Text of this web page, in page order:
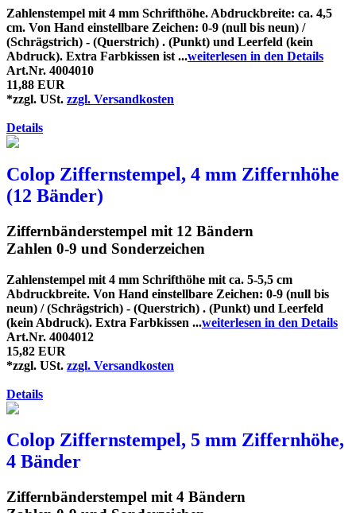
Zahlenstempel mit 4 mm Schrifthöhe. Abdruckbreite: ca. 4,5
cm. Von Hand einstellbare Zeichen: 0-9 (null bis neun) /
(Schrägstrich) - (Querstrich) . (Punkt) und Leerfeld (kein
Abdruck). Extra Farbkissen ist ...weiterlesen in den Details
Art.Nr. 4004010
11,88 EUR
*zzgl. USt. zzgl. Versandkosten
Details
Colop Ziffernstempel, 4 mm Ziffernhöhe
(12 Bänder)
Ziffernbänderstempel mit 12 Bändern
Zahlen 0-9 und Sonderzeichen
Zahlenstempel mit 4 mm Schrifthöhe mit ca. 5-5,5 cm
Abdruckbreite. Von Hand einstellbare Zeichen: 0-9 (null bis
neun) / (Schrägstrich) - (Querstrich) . (Punkt) und Leerfeld
(kein Abdruck). Extra Farbkissen ...weiterlesen in den Details
Art.Nr. 4004012
15,82 EUR
*zzgl. USt. zzgl. Versandkosten
Details
Colop Ziffernstempel, 5 mm Ziffernhöhe,
4 Bänder
Ziffernbänderstempel mit 4 Bändern